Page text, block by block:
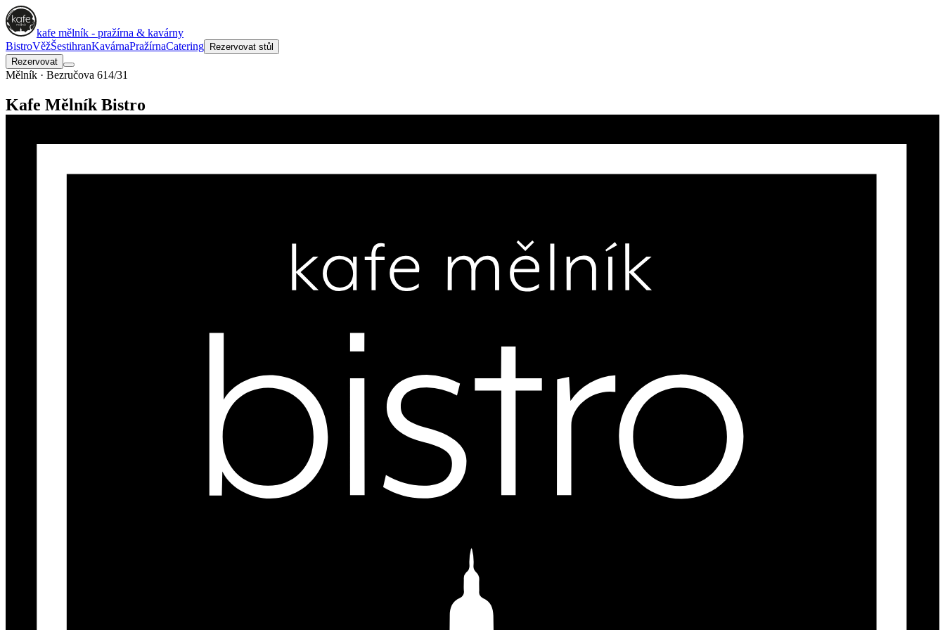
kafe mělník - pražírna & kavárny
BistroVěžŠestihranKavárnaPražírnaCatering
Rezervovat stůl
Rezervovat
Mělník · Bezručova 614/31
Kafe Mělník Bistro